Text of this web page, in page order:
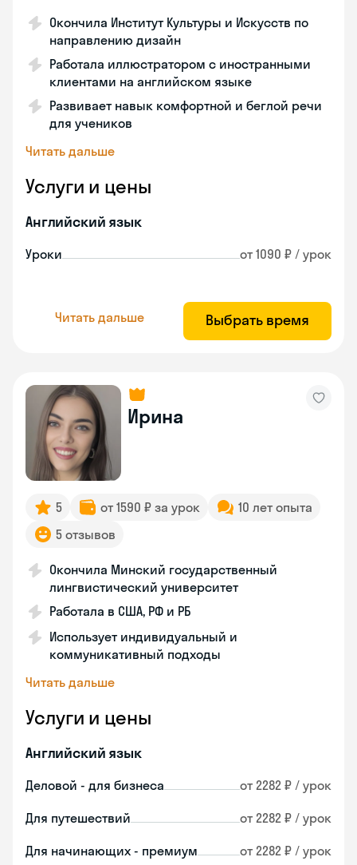
Окончила Институт Культуры и Искусств по
направлению дизайн
Работала иллюстратором с иностранными
клиентами на английском языке
Развивает навык комфортной и беглой речи
для учеников
Читать дальше
Услуги и цены
Английский язык
Уроки от 1090 ₽ / урок
Читать дальше Выбрать время
Ирина
5 от 1590 ₽ за урок
10 лет опыта
5 отзывов
Окончила Минский государственный
лингвистический университет
Работала в США, РФ и РБ
Использует индивидуальный и
коммуникативный подходы
Читать дальше
Услуги и цены
Английский язык
Деловой - для бизнеса от 2282 ₽ / урок
Для путешествий от 2282 ₽ / урок
Для начинающих - премиум от 2282 ₽ / урок